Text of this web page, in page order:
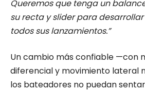
Queremos que tenga un
su recta y slider para
todos sus lanzamientos.”
Un cambio más confiable —con
diferencial y movimiento lateral
los bateadores no puedan